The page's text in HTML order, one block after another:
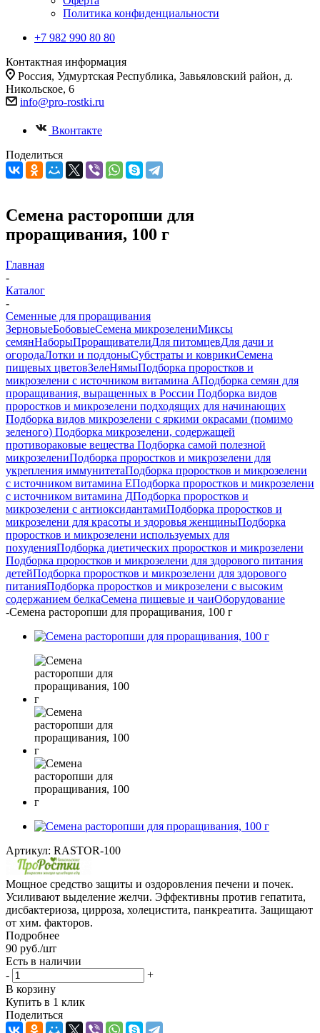
Политика конфиденциальности
+7 982 990 80 80
Контактная информация
Россия, Удмуртская Республика, Завьяловский район, д.
Никольское, 6
info@pro-rostki.ru
Вконтакте
Поделиться
Семена расторопши для
проращивания, 100 г
Главная
-
Каталог
-
Семенные для проращивания
ЗерновыеБобовыеСемена микрозелениМиксы
семянНаборыПроращивателиДля питомцевДля дачи и
огородаЛотки и поддоныСубстраты и коврикиСемена
пищевых цветовЗелеНямыПодборка проростков и
микрозелени с источником витамина АПодборка семян для
проращивания, выращенных в России Подборка видов
проростков и микрозелени подходящих для начинающих
Подборка видов микрозелени с яркими окрасами (помимо
зеленого) Подборка микрозелени, содержащей
противораковые вещества Подборка самой полезной
микрозелениПодборка проростков и микрозелени для
укрепления иммунитетаПодборка проростков и микрозелени
с источником витамина ЕПодборка проростков и микрозелени
с источником витамина ДПодборка проростков и
микрозелени с антиоксидантамиПодборка проростков и
микрозелени для красоты и здоровья женщиныПодборка
проростков и микрозелени используемых для
похуденияПодборка диетических проростков и микрозелени
Подборка проростков и микрозелени для здорового питания
детейПодборка проростков и микрозелени для здорового
питанияПодборка проростков и микрозелени с высоким
содержанием белкаСемена пищевые и чаиОборудование
-Семена расторопши для проращивания, 100 г
Артикул: RASTOR-100
Мощное средство защиты и оздоровления печени и почек.
Усиливают выделение желчи. Эффективны против гепатита,
дисбактериоза, цирроза, холецистита, панкреатита. Защищают
от хим. факторов.
Подробнее
90 руб./шт
Есть в наличии
-
+
В корзину
Купить в 1 клик
Поделиться